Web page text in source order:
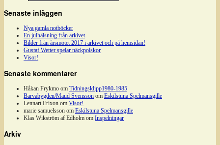
Senaste inläggen
Nya gamla notböcker
En julhälsning från arkivet
Bilder från årsmötet 2017 i arkivet och på hemsidan!
Gustaf Wetter spelar näckpolskor
Visor!
Senaste kommentarer
Håkan Frykmo om Tidningsklipp1980-1985
Barvabygden/Maud Svensson om Eskilstuna Spelmansgille
Lennart Erixon om Visor!
marie samuelsson om Eskilstuna Spelmansgille
Klas Wikström af Edholm om Inspelningar
Arkiv